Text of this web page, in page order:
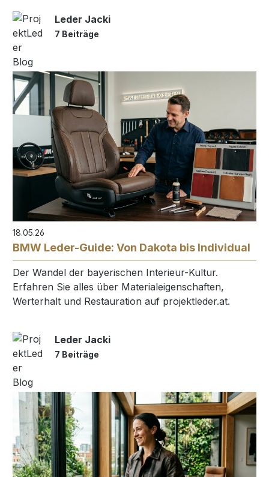
Leder Jacki
7 Beiträge
18.05.26
BMW Leder-Guide: Von Dakota bis Individual
Der Wandel der bayerischen Interieur-Kultur.
Erfahren Sie alles über Materialeigenschaften,
Werterhalt und Restauration auf projektleder.at.
Leder Jacki
7 Beiträge